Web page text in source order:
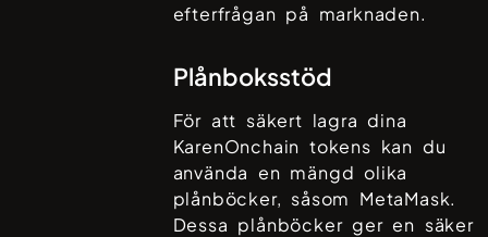
efterfrågan på marknaden.
Plånboksstöd
För att säkert lagra dina
KarenOnchain tokens kan du
använda en mängd olika
plånböcker, såsom MetaMask.
Dessa plånböcker ger en säker